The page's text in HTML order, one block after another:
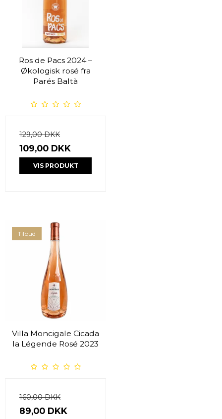
Ros de Pacs 2024 –
Økologisk rosé fra
Parés Baltà
129,00 DKK
109,00 DKK
VIS PRODUKT
Tilbud
Villa Moncigale Cicada
la Légende Rosé 2023
160,00 DKK
89,00 DKK